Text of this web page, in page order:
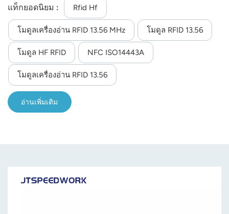
ร่วมกับ CV520, MFRC522, M RC523, PN512 เป็นต้น
แท็กยอดนิยม : Rfid Hf
โมดูลเครื่องอ่าน RFID 13.56 MHz โมดูล RFID 13.56
โมดูล HF RFID NFC ISO14443A
โมดูลเครื่องอ่าน RFID 13.56
อ่านเพิ่มเติม